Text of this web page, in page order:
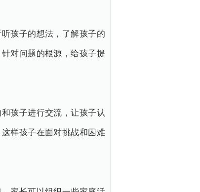
孩子的想法，了解孩子的
对问题的根源，给孩子提
孩子进行交流，让孩子认
样孩子在面对挑战和困难